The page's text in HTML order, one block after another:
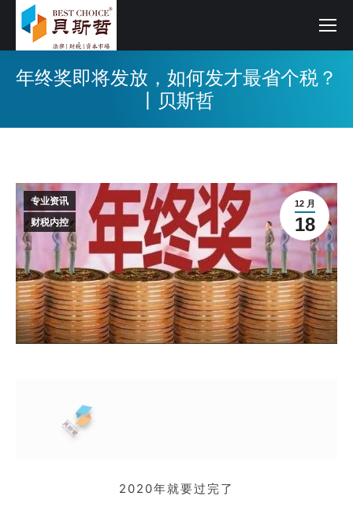
年终奖即将发放，如何发才最省个税？
丨贝斯哲
12 月
18
专业资讯
财税内控
2020年就要过完了